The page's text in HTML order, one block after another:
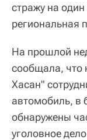
стражу на
региональная
На прошлой
сообщала, что
Хасан"
автомобиль, в
обнаружены
уголовное